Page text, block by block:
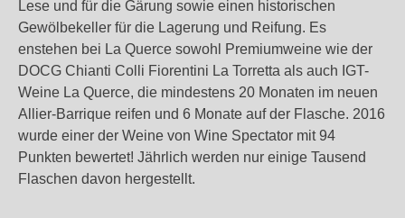
Lese und für die Gärung sowie einen historischen
Gewölbekeller für die Lagerung und Reifung. Es
enstehen bei La Querce sowohl Premiumweine wie der
DOCG Chianti Colli Fiorentini La Torretta als auch IGT-
Weine La Querce, die mindestens 20 Monaten im neuen
Allier-Barrique reifen und 6 Monate auf der Flasche. 2016
wurde einer der Weine von Wine Spectator mit 94
Punkten bewertet! Jährlich werden nur einige Tausend
Flaschen davon hergestellt.